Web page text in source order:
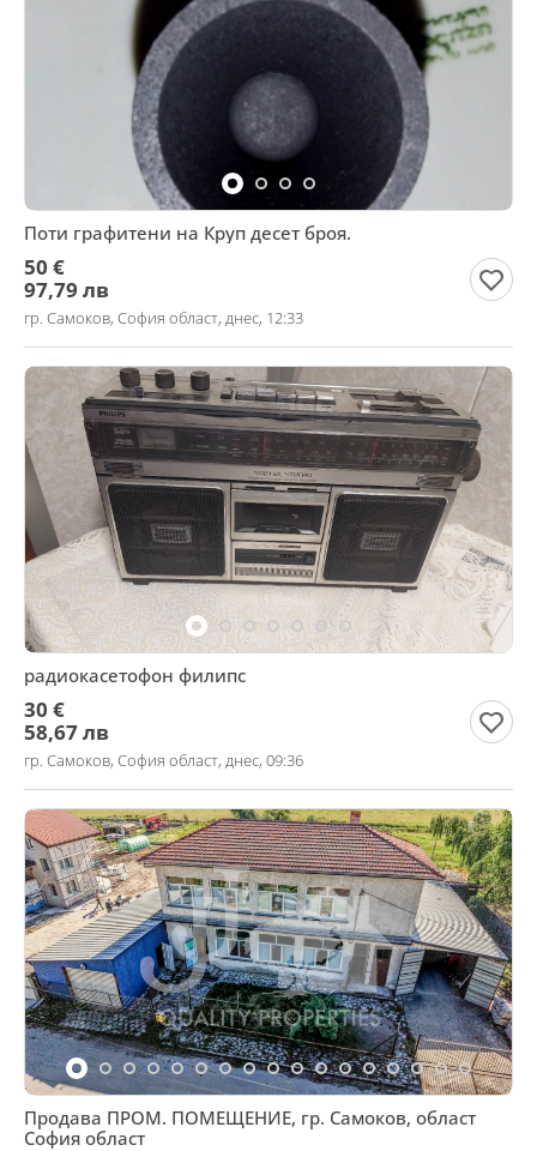
Поти графитени на Круп десет броя.
50 €
97,79 лв
гр. Самоков, София област, днес, 12:33
радиокасетофон филипс
30 €
58,67 лв
гр. Самоков, София област, днес, 09:36
Продава ПРОМ. ПОМЕЩЕНИЕ, гр. Самоков, област
София област